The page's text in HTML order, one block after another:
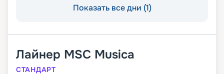
Показать все дни (1)
Лайнер MSC Musica
СТАНДАРТ